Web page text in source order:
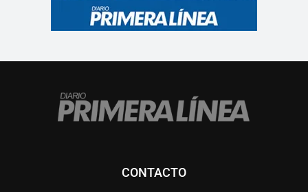
CONTACTO